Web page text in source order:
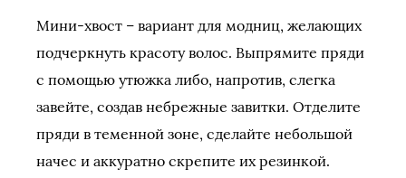
Мини-хвост – вариант для модниц, желающих
подчеркнуть красоту волос. Выпрямите пряди
с помощью утюжка либо, напротив, слегка
завейте, создав небрежные завитки. Отделите
пряди в теменной зоне, сделайте небольшой
начес и аккуратно скрепите их резинкой.